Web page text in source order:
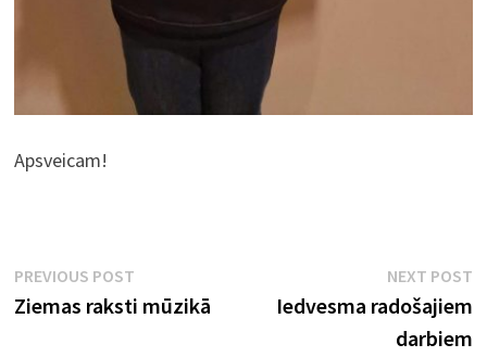
Apsveicam!
Ziņu
izvēlne
PREVIOUS POST
post:
Ziemas raksti mūzikā
NEXT POST
Iedvesma radošajiem
darbiem